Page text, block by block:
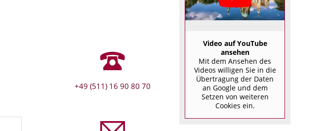
+49 (511) 16 90 80 70
Video auf YouTube
ansehen
Mit dem Ansehen des
Videos willigen Sie in die
Übertragung der Daten
an Google und dem
Setzen von weiteren
Cookies ein.